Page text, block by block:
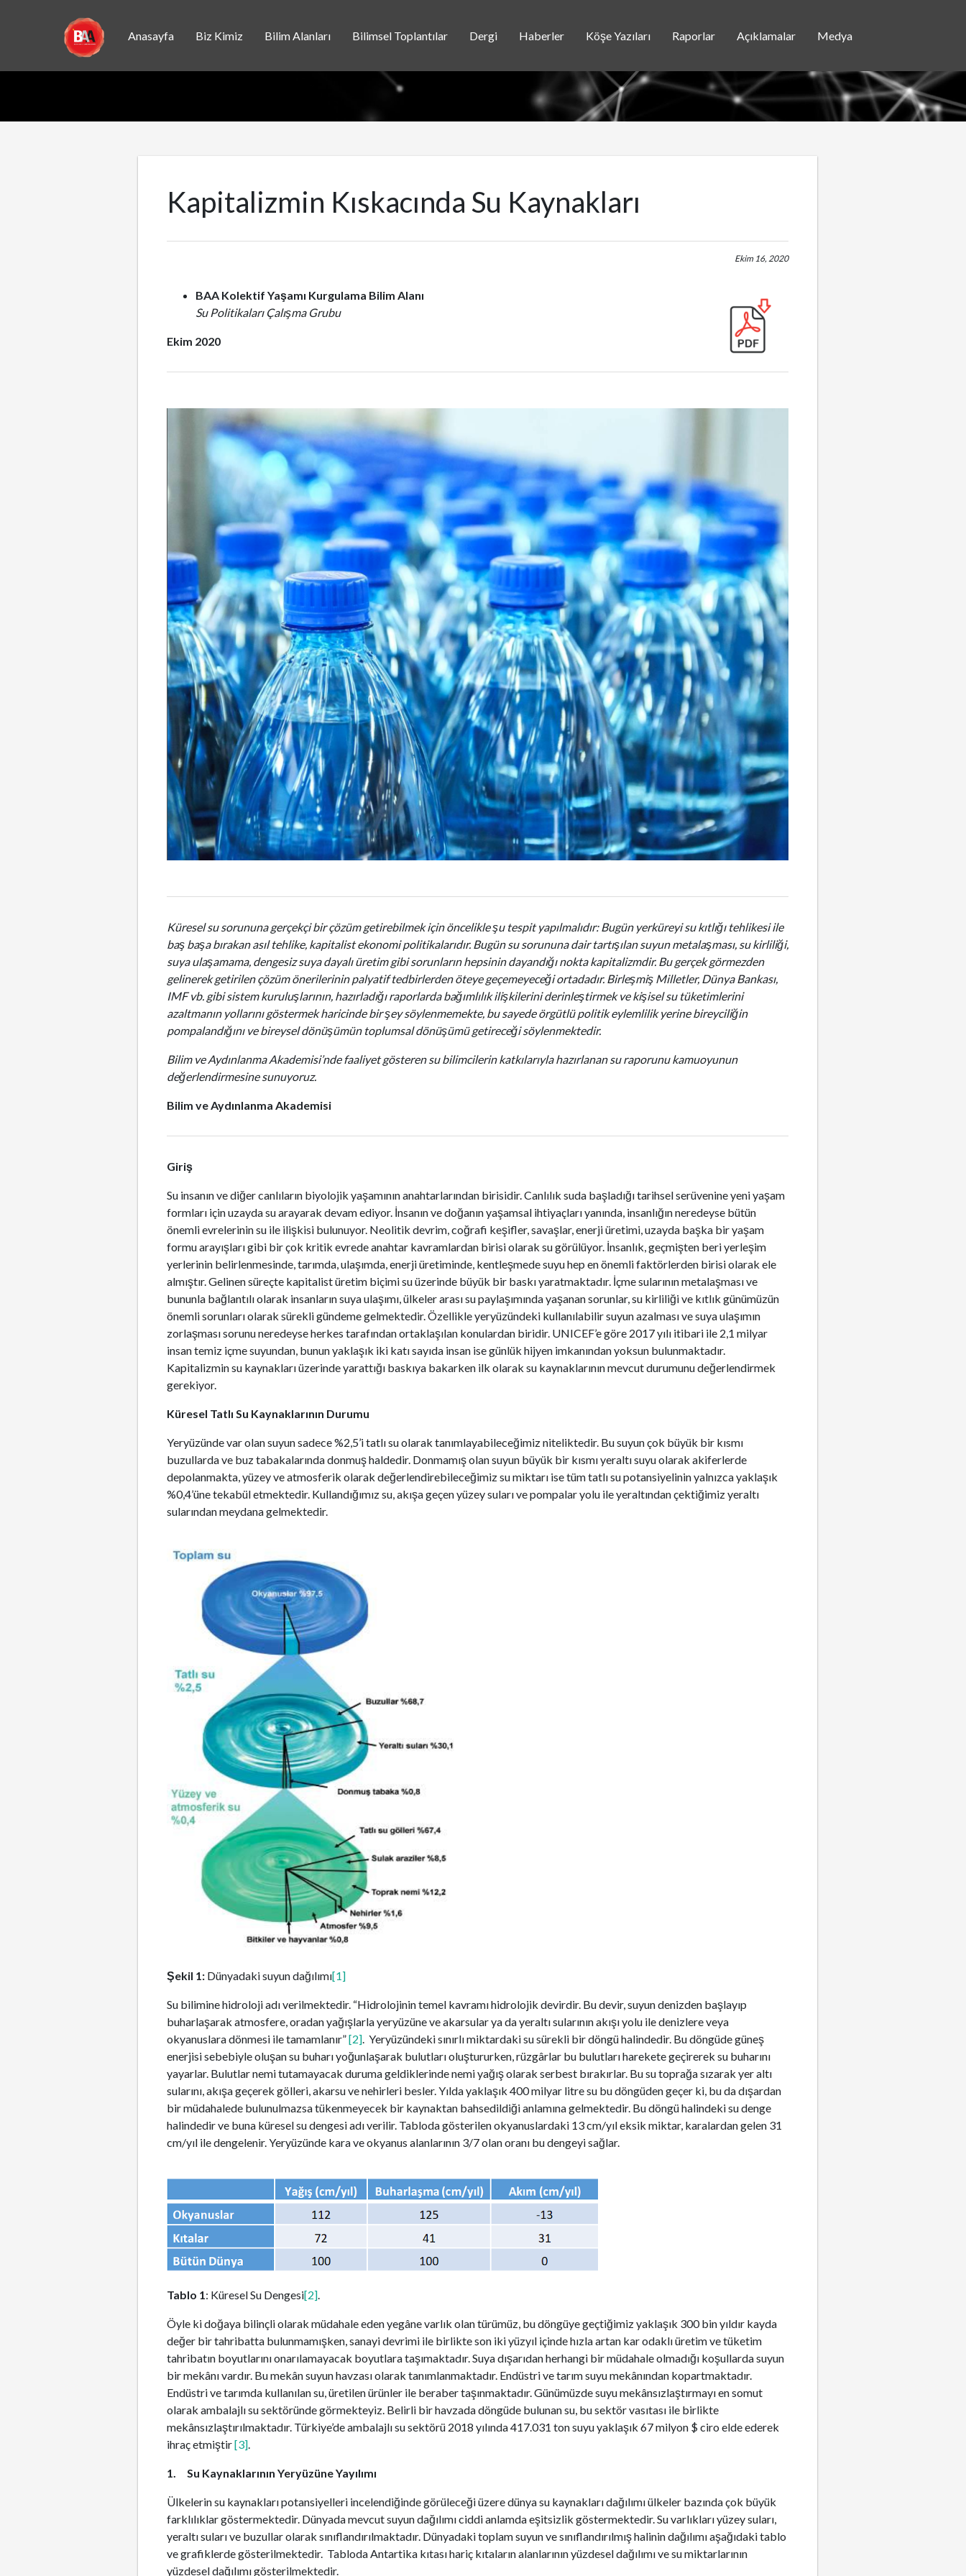
Anasayfa Biz Kimiz Bilim Alanları Bilimsel Toplantılar Dergi Haberler Köşe Yazıları Raporlar Açıklamalar Medya
Kapitalizmin Kıskacında Su Kaynakları
Ekim 16, 2020
BAA Kolektif Yaşamı Kurgulama Bilim Alanı
Su Politikaları Çalışma Grubu
Ekim 2020
Küresel su sorununa gerçekçi bir çözüm getirebilmek için öncelikle şu tespit yapılmalıdır: Bugün yerküreyi su kıtlığı tehlikesi ile
baş başa bırakan asıl tehlike, kapitalist ekonomi politikalarıdır. Bugün su sorununa dair tartışılan suyun metalaşması, su kirliliği,
suya ulaşamama, dengesiz suya dayalı üretim gibi sorunların hepsinin dayandığı nokta kapitalizmdir. Bu gerçek görmezden
gelinerek getirilen çözüm önerilerinin palyatif tedbirlerden öteye geçemeyeceği ortadadır. Birleşmiş Milletler, Dünya Bankası,
IMF vb. gibi sistem kuruluşlarının, hazırladığı raporlarda bağımlılık ilişkilerini derinleştirmek ve kişisel su tüketimlerini
azaltmanın yollarını göstermek haricinde bir şey söylenmemekte, bu sayede örgütlü politik eylemlilik yerine bireyciliğin
pompalandığını ve bireysel dönüşümün toplumsal dönüşümü getireceği söylenmektedir.
Bilim ve Aydınlanma Akademisi’nde faaliyet gösteren su bilimcilerin katkılarıyla hazırlanan su raporunu kamuoyunun
değerlendirmesine sunuyoruz.
Bilim ve Aydınlanma Akademisi
Giriş
Su insanın ve diğer canlıların biyolojik yaşamının anahtarlarından birisidir. Canlılık suda başladığı tarihsel serüvenine yeni yaşam
formları için uzayda su arayarak devam ediyor. İnsanın ve doğanın yaşamsal ihtiyaçları yanında, insanlığın neredeyse bütün
önemli evrelerinin su ile ilişkisi bulunuyor. Neolitik devrim, coğrafi keşifler, savaşlar, enerji üretimi, uzayda başka bir yaşam
formu arayışları gibi bir çok kritik evrede anahtar kavramlardan birisi olarak su görülüyor. İnsanlık, geçmişten beri yerleşim
yerlerinin belirlenmesinde, tarımda, ulaşımda, enerji üretiminde, kentleşmede suyu hep en önemli faktörlerden birisi olarak ele
almıştır. Gelinen süreçte kapitalist üretim biçimi su üzerinde büyük bir baskı yaratmaktadır. İçme sularının metalaşması ve
bununla bağlantılı olarak insanların suya ulaşımı, ülkeler arası su paylaşımında yaşanan sorunlar, su kirliliği ve kıtlık günümüzün
önemli sorunları olarak sürekli gündeme gelmektedir. Özellikle yeryüzündeki kullanılabilir suyun azalması ve suya ulaşımın
zorlaşması sorunu neredeyse herkes tarafından ortaklaşılan konulardan biridir. UNICEF’e göre 2017 yılı itibari ile 2,1 milyar
insan temiz içme suyundan, bunun yaklaşık iki katı sayıda insan ise günlük hijyen imkanından yoksun bulunmaktadır.
Kapitalizmin su kaynakları üzerinde yarattığı baskıya bakarken ilk olarak su kaynaklarının mevcut durumunu değerlendirmek
gerekiyor.
Küresel Tatlı Su Kaynaklarının Durumu
Yeryüzünde var olan suyun sadece %2,5’i tatlı su olarak tanımlayabileceğimiz niteliktedir. Bu suyun çok büyük bir kısmı
buzullarda ve buz tabakalarında donmuş haldedir. Donmamış olan suyun büyük bir kısmı yeraltı suyu olarak akiferlerde
depolanmakta, yüzey ve atmosferik olarak değerlendirebileceğimiz su miktarı ise tüm tatlı su potansiyelinin yalnızca yaklaşık
%0,4’üne tekabül etmektedir. Kullandığımız su, akışa geçen yüzey suları ve pompalar yolu ile yeraltından çektiğimiz yeraltı
sularından meydana gelmektedir.
Şekil 1: Dünyadaki suyun dağılımı[1]
Su bilimine hidroloji adı verilmektedir. “Hidrolojinin temel kavramı hidrolojik devirdir. Bu devir, suyun denizden başlayıp
buharlaşarak atmosfere, oradan yağışlarla yeryüzüne ve akarsular ya da yeraltı sularının akışı yolu ile denizlere veya
okyanuslara dönmesi ile tamamlanır”[2] . Yeryüzündeki sınırlı miktardaki su sürekli bir döngü halindedir. Bu döngüde güneş
enerjisi sebebiyle oluşan su buharı yoğunlaşarak bulutları oluştururken, rüzgârlar bu bulutları harekete geçirerek su buharını
yayarlar. Bulutlar nemi tutamayacak duruma geldiklerinde nemi yağış olarak serbest bırakırlar. Bu su toprağa sızarak yer altı
sularını, akışa geçerek gölleri, akarsu ve nehirleri besler. Yılda yaklaşık 400 milyar litre su bu döngüden geçer ki, bu da dışardan
bir müdahalede bulunulmazsa tükenmeyecek bir kaynaktan bahsedildiği anlamına gelmektedir. Bu döngü halindeki su denge
halindedir ve buna küresel su dengesi adı verilir. Tabloda gösterilen okyanuslardaki 13 cm/yıl eksik miktar, karalardan gelen 31
cm/yıl ile dengelenir. Yeryüzünde kara ve okyanus alanlarının 3/7 olan oranı bu dengeyi sağlar.
Tablo 1 : Küresel Su Dengesi[2]
Öyle ki doğaya bilinçli olarak müdahale eden yegâne varlık olan türümüz, bu döngüye geçtiğimiz yaklaşık 300 bin yıldır kayda
değer bir tahribatta bulunmamışken, sanayi devrimi ile birlikte son iki yüzyıl içinde hızla artan kar odaklı üretim ve tüketim
tahribatın boyutlarını onarılamayacak boyutlara taşımaktadır. Suya dışarıdan herhangi bir müdahale olmadığı koşullarda suyun
bir mekânı vardır. Bu mekân suyun havzası olarak tanımlanmaktadır. Endüstri ve tarım suyu mekânından kopartmaktadır.
Endüstri ve tarımda kullanılan su, üretilen ürünler ile beraber taşınmaktadır. Günümüzde suyu mekânsızlaştırmayı en somut
olarak ambalajlı su sektöründe görmekteyiz. Belirli bir havzada döngüde bulunan su, bu sektör vasıtası ile birlikte
mekânsızlaştırılmaktadır. Türkiye’de ambalajlı su sektörü 2018 yılında 417.031 ton suyu yaklaşık 67 milyon $ ciro elde ederek
ihraç etmiştir[3]
1. Su Kaynaklarının Yeryüzüne Yayılımı
Ülkelerin su kaynakları potansiyelleri incelendiğinde görüleceği üzere dünya su kaynakları dağılımı ülkeler bazında çok büyük
farklılıklar göstermektedir. Dünyada mevcut suyun dağılımı ciddi anlamda eşitsizlik göstermektedir. Su varlıkları yüzey suları,
yeraltı suları ve buzullar olarak sınıflandırılmaktadır. Dünyadaki toplam suyun ve sınıflandırılmış halinin dağılımı aşağıdaki tablo
ve grafiklerde gösterilmektedir. Tabloda Antartika kıtası hariç kıtaların alanlarının yüzdesel dağılımı ve su miktarlarının
yüzdesel dağılımı gösterilmektedir.